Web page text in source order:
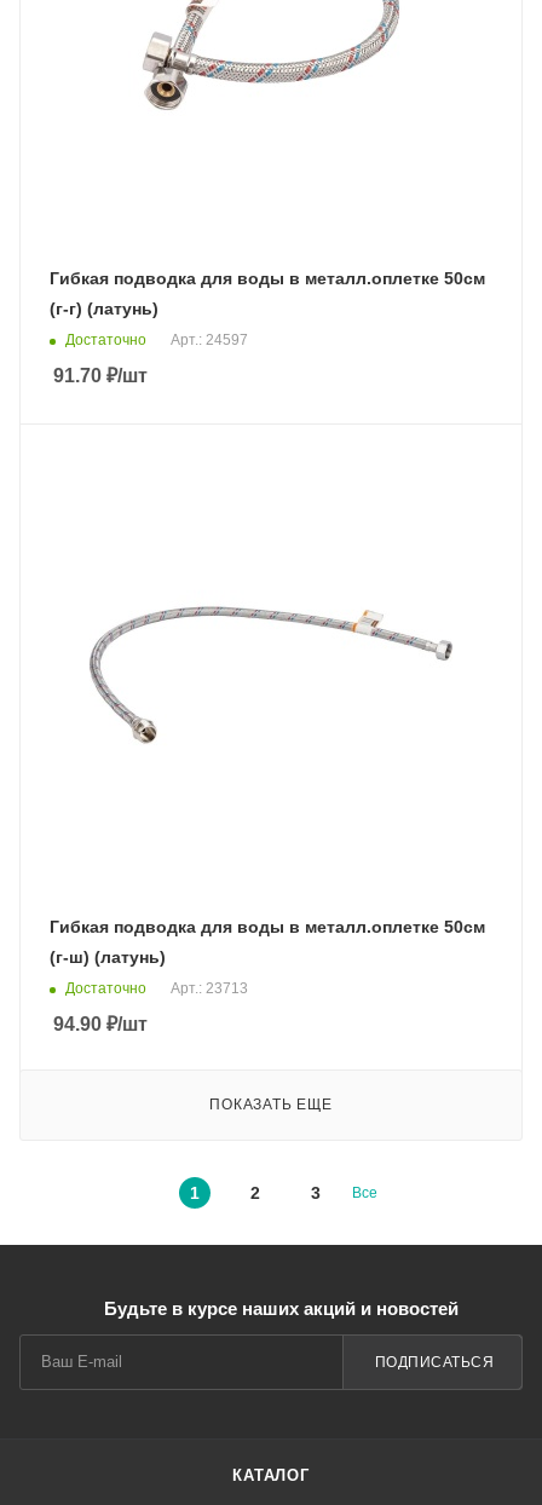
Гибкая подводка для воды в металл.оплетке 50см
(г-г) (латунь)
Достаточно Арт.: 24597
91.70 ₽/шт
Гибкая подводка для воды в металл.оплетке 50см
(г-ш) (латунь)
Достаточно Арт.: 23713
94.90 ₽/шт
ПОКАЗАТЬ ЕЩЕ
1 2 3 Все
Будьте в курсе наших акций и новостей
ПОДПИСАТЬСЯ
КАТАЛОГ